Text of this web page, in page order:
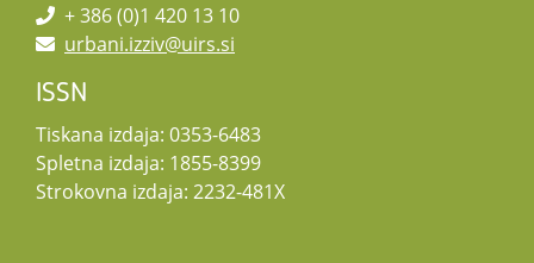
+ 386 (0)1 420 13 10
urbani.izziv@uirs.si
ISSN
Tiskana izdaja: 0353-6483
Spletna izdaja: 1855-8399
Strokovna izdaja: 2232-481X